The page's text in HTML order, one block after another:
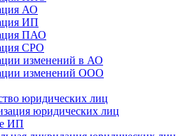
АО
ИП
ПАО
СРО
изменений в АО
изменений ООО
юридических лиц
юридических лиц
ИП